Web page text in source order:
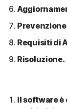
Requisiti di
Risoluzione.
Il software è